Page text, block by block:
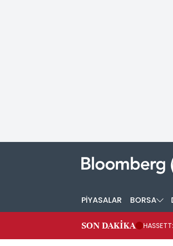
PİYASALAR BORSA
SON DAKİKA